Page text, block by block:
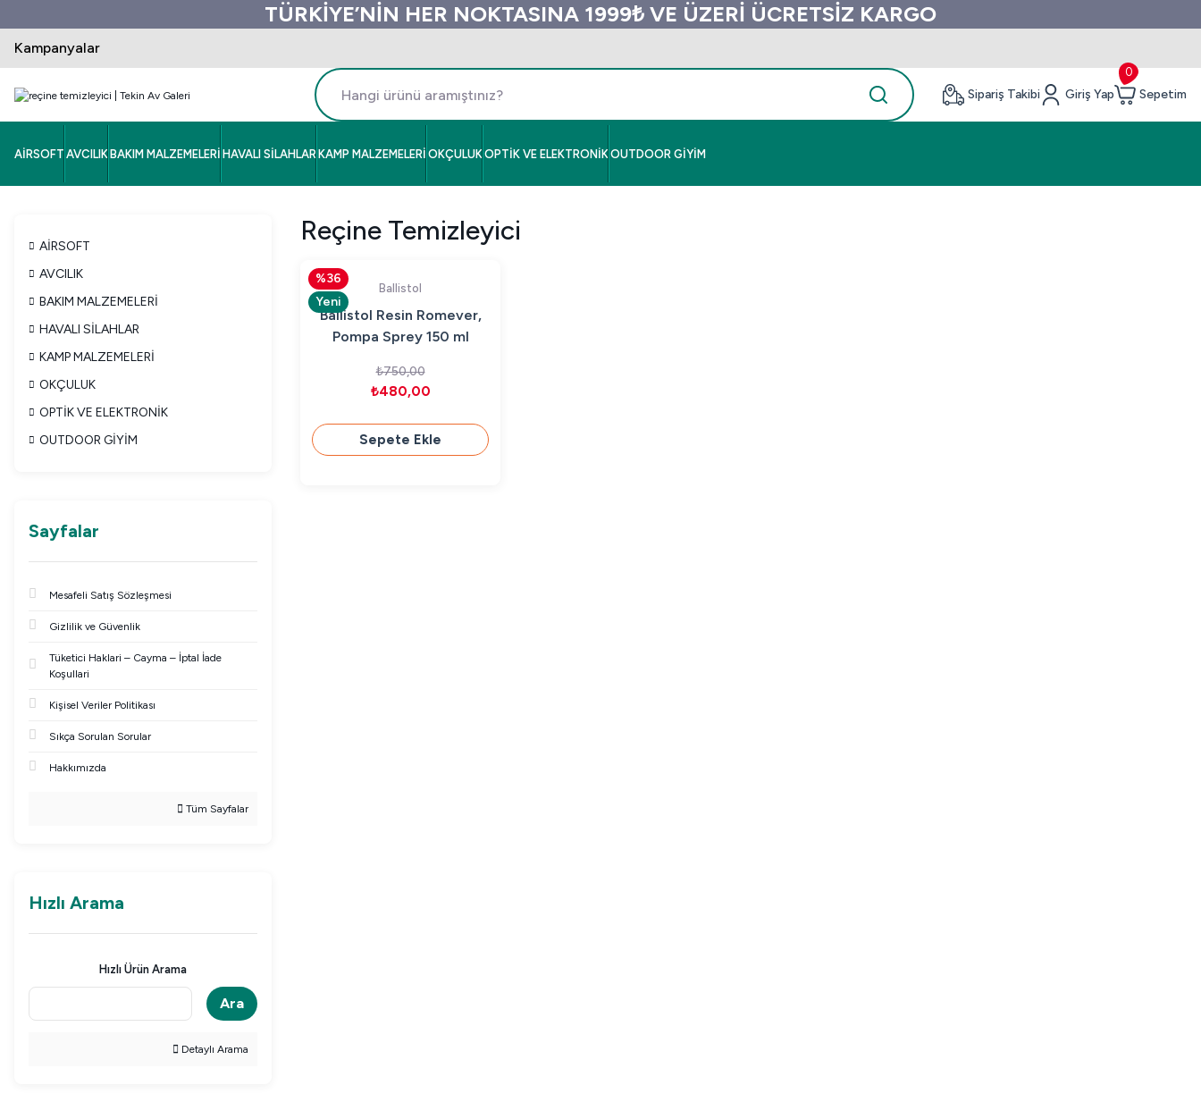
TÜRKİYE’NİN HER NOKTASINA 1999₺ VE ÜZERİ ÜCRETSİZ KARGO
Kampanyalar
Sipariş Takibi Giriş Yap
0
Sepetim
AİRSOFT AVCILIK BAKIM MALZEMELERİ HAVALI SİLAHLAR KAMP MALZEMELERİ OKÇULUK OPTİK VE ELEKTRONİK OUTDOOR GİYİM
AİRSOFT
AVCILIK
BAKIM MALZEMELERİ
HAVALI SİLAHLAR
KAMP MALZEMELERİ
OKÇULUK
OPTİK VE ELEKTRONİK
OUTDOOR GİYİM
Sayfalar
Mesafeli Satış Sözleşmesi
Gizlilik ve Güvenlik
Tüketici Haklari – Cayma – İptal İade
Koşullari
Kişisel Veriler Politikası
Sıkça Sorulan Sorular
Hakkımızda
Tüm Sayfalar
Hızlı Arama
Hızlı Ürün Arama
Ara
Detaylı Arama
Reçine Temizleyici
%36
Yeni
Ballistol
Ballistol Resin Romever,
Pompa Sprey 150 ml
₺750,00
₺480,00
Sepete Ekle